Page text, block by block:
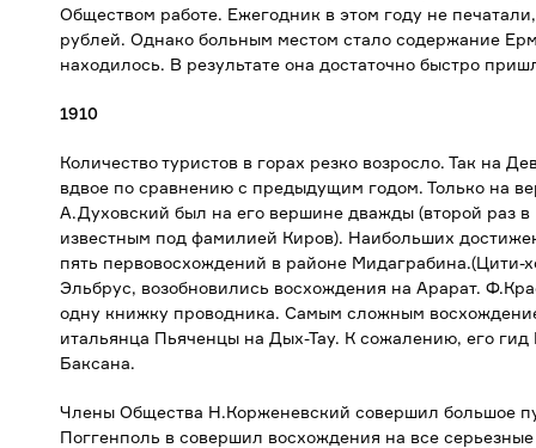
Обществом работе. Ежегодник в этом году не
рублей. Однако больным местом стало содержание
находилось. В результате она достаточно быстро
1910
Количество туристов в горах резко возросло. Так на
вдвое по сравнению с предыдущим годом. Только на
А.Духовский был на его вершине дважды (второй раз
известным под фамилией Киров). Наибольших
пять первовосхождений в районе Мидаграбина.(Цити-
Эльбрус, возобновились восхождения на Арарат.
одну книжку проводника. Самым сложным
итальянца Пьяченцы на Дых-Тау. К сожалению, его
Баксана.
Члены Общества Н.Корженевский совершил большое
Поггенполь в совершил восхождения на все